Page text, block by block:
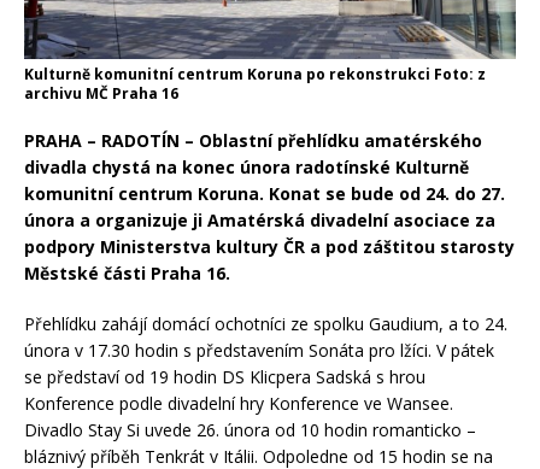
Kulturně komunitní centrum Koruna po rekonstrukci Foto: z
archivu MČ Praha 16
PRAHA – RADOTÍN – Oblastní přehlídku amatérského
divadla chystá na konec února radotínské Kulturně
komunitní centrum Koruna. Konat se bude od 24. do 27.
února a organizuje ji Amatérská divadelní asociace za
podpory Ministerstva kultury ČR a pod záštitou starosty
Městské části Praha 16.
Přehlídku zahájí domácí ochotníci ze spolku Gaudium, a to 24.
února v 17.30 hodin s představením Sonáta pro lžíci. V pátek
se představí od 19 hodin DS Klicpera Sadská s hrou
Konference podle divadelní hry Konference ve Wansee.
Divadlo Stay Si uvede 26. února od 10 hodin romanticko –
bláznivý příběh Tenkrát v Itálii. Odpoledne od 15 hodin se na